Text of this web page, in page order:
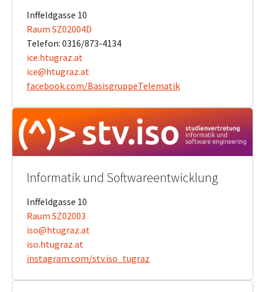
Inffeldgasse 10
Raum SZ02004D
Telefon: 0316/873-4134
ice.htugraz.at
ice@htugraz.at
​​​​​​​facebook.com/BasisgruppeTelematik
Informatik und Softwareentwicklung
Inffeldgasse 10
Raum SZ02003
iso@htugraz.at
​​​​​​​iso.htugraz.at
​​​​​​​instagram.com/stv.iso_tugraz